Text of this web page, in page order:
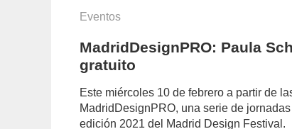
Eventos
MadridDesignPRO: Paula
gratuito
Este miércoles 10 de febrero a partir de
MadridDesignPRO, una serie de
edición 2021 del Madrid Design Festival.